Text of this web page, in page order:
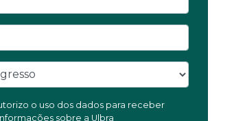
o uso dos dados para receber
sobre a Ulbra